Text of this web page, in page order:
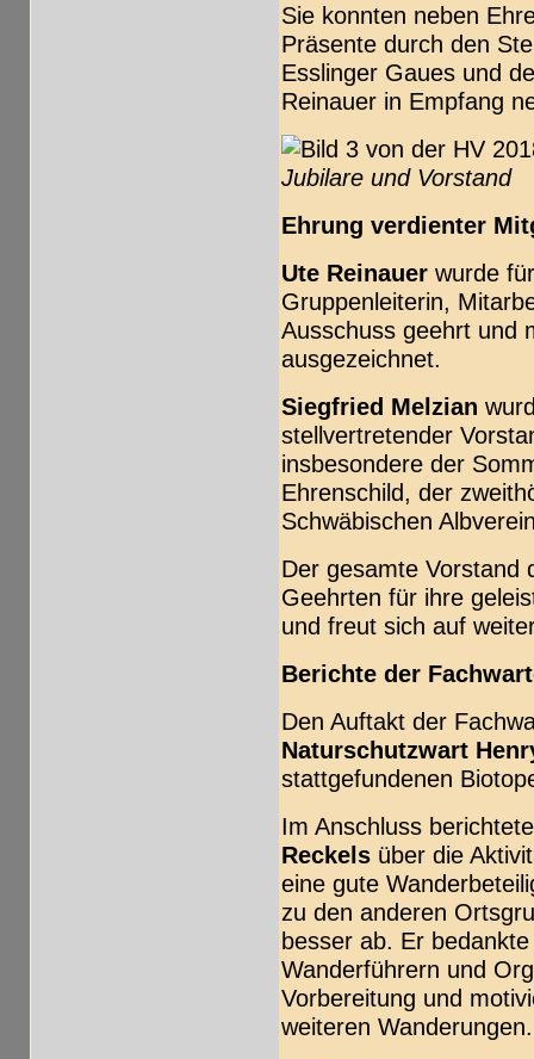
Sie konnten neben
Präsente durch den
Esslinger Gaues und
Reinauer in Empfang
Jubilare und Vorstand
Ehrung verdienter
Ute Reinauer wurde
Gruppenleiterin,
Ausschuss geehrt und
ausgezeichnet.
Siegfried Melzian
stellvertretender
insbesondere der
Ehrenschild, der
Schwäbischen
Der gesamte Vorstand
Geehrten für ihre
und freut sich auf
Berichte der
Den Auftakt der
Naturschutzwart
stattgefundenen
Im Anschluss
Reckels über die
eine gute
zu den anderen
besser ab. Er
Wanderführern und
Vorbereitung und
weiteren Wanderungen.